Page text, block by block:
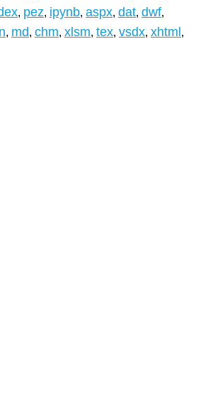
, pez, ipynb, aspx, dat, dwf,
, md, chm, xlsm, tex, vsdx, xhtml ,